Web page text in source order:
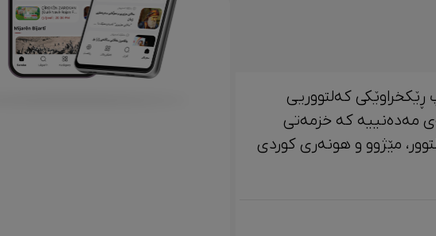
کەلتووریی
مەدەنییە کە خزمەتی
زمان، کەلتوور، مێژوو و ‎هونەری کوردی